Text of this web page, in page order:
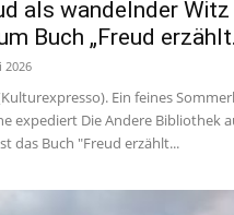
als wandelnder
Buch „Freud
2026
Ein feines
expediert Die Andere Bibliothek
das Buch "Freud erzählt...